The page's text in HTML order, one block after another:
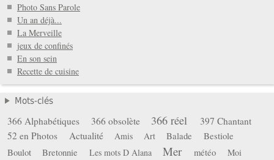
Photo Sans Parole
Un an déjà...
La Merveille
jeux de confinés
En son sein
Recette de cuisine
Mots-clés
366 Alphabétiques 366 obsolète 366 réel
397 Chantant
52 en Photos
Actualité Amis Art Balade
Bestiole
Boulot
Bretonnie Les mots D Alana Mer météo Moi